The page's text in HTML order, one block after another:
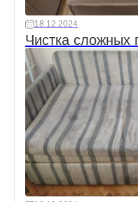
18.12.2024
Чистка сложных